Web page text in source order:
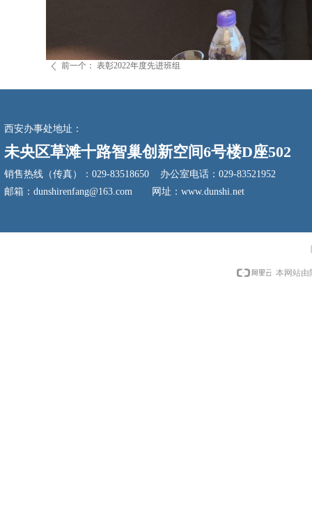
ꄴ 前一个： 表彰2022年度先进班组
西安办事处地址：
未央区草滩十路智巢创新空间6号楼D座502
销售热线（传真）：029-83518650 办公室电话：029-83521952
邮箱：dunshirenfang@163.com 网址：www.dunshi.net
本网站由